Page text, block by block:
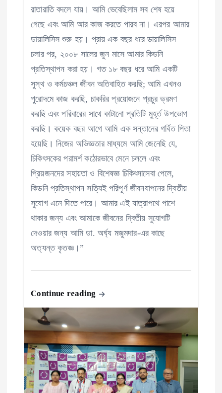
রাতারাতি বদলে যায়। আমি ভেবেছিলাম সব শেষ হয়ে
গেছে এবং আমি আর কাজ করতে পারব না। এরপর আমার
ডায়ালিসিস শুরু হয়। প্রায় এক বছর ধরে ডায়ালিসিস
চলার পর, ২০০৮ সালের জুন মাসে আমার কিডনি
প্রতিস্থাপন করা হয়। গত ১৮ বছর ধরে আমি একটি
সুস্থ ও কর্মচঞ্চল জীবন অতিবাহিত করছি; আমি এখনও
পুরোদমে কাজ করছি, চাকরির প্রয়োজনে প্রচুর ভ্রমণ
করছি এবং পরিবারের সাথে কাটানো প্রতিটি মুহূর্ত উপভোগ
করছি। কয়েক বছর আগে আমি এক সন্তানের গর্বিত পিতা
হয়েছি। নিজের অভিজ্ঞতার মাধ্যমে আমি জেনেছি যে,
চিকিৎসকের পরামর্শ কঠোরভাবে মেনে চললে এবং
প্রিয়জনদের সহায়তা ও বিশেষজ্ঞ চিকিৎসাসেবা পেলে,
কিডনি প্রতিস্থাপন সত্যিই পরিপূর্ণ জীবনযাপনের দ্বিতীয়
সুযোগ এনে দিতে পারে। আমার এই যাত্রাপথে পাশে
থাকার জন্য এবং আমাকে জীবনের দ্বিতীয় সুযোগটি
দেওয়ার জন্য আমি ডা. অর্ঘ্য মজুমদার-এর কাছে
অত্যন্ত কৃতজ্ঞ।”
Continue reading